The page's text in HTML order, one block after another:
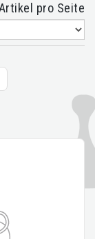
pro Seite